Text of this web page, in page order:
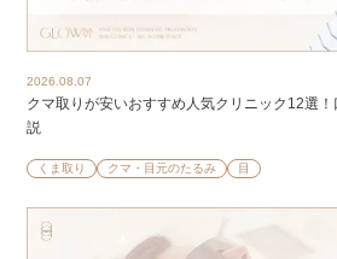
2026.08.07
クマ取りが安いおすすめ人気クリニック12選
説
くま取り クマ・目元のたるみ 目